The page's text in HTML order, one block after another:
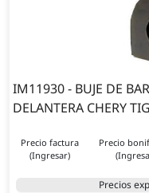
IM11930 - BUJE DE
DELANTERA CHERY
Precio factura
(Ingresar)
Precio
Precios